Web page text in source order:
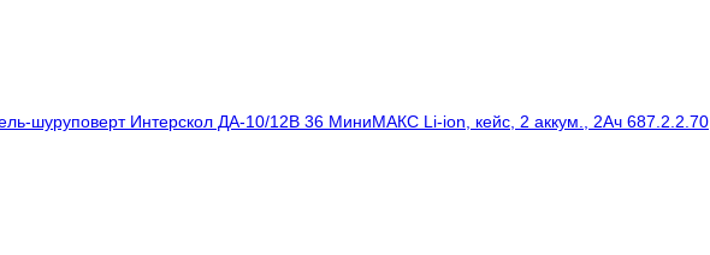
Бесщеточная аккумуляторная дрель-шуруповерт Интерскол ДА-10/12В 36 МиниМАКС Li-ion, кейс, 2 аккум., 2Ач 687.2.2.70